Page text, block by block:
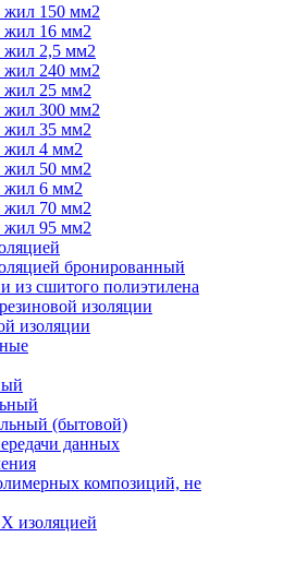
жил 150 мм2
жил 16 мм2
жил 2,5 мм2
жил 240 мм2
жил 25 мм2
жил 300 мм2
жил 35 мм2
жил 4 мм2
жил 50 мм2
жил 6 мм2
жил 70 мм2
жил 95 мм2
бронированный
из сшитого полиэтилена
изоляции
изоляции
(бытовой)
данных
композиций, не
изоляцией